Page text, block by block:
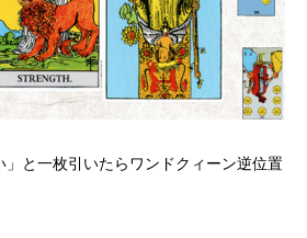
」と一枚引いたらワンドクィーン逆位置